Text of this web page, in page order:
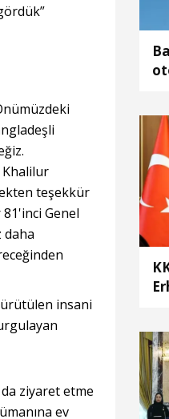
Khalilur
teşekkür
Genel
daha
insani
ziyaret etme
ev